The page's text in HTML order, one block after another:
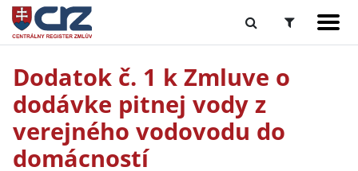
Dodatok č. 1 k Zmluve o
dodávke pitnej vody z
verejného vodovodu do
domácností